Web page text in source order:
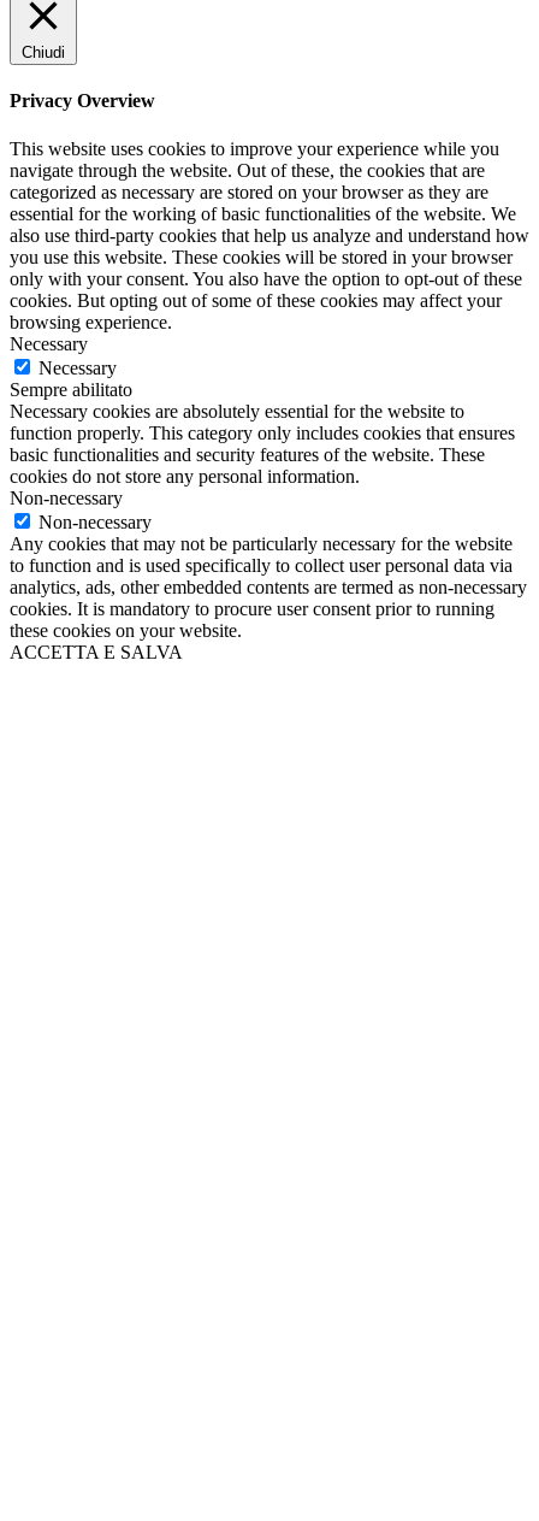
Chiudi
Privacy Overview
This website uses cookies to improve your experience while you
navigate through the website. Out of these, the cookies that are
categorized as necessary are stored on your browser as they are
essential for the working of basic functionalities of the website. We
also use third-party cookies that help us analyze and understand how
you use this website. These cookies will be stored in your browser
only with your consent. You also have the option to opt-out of these
cookies. But opting out of some of these cookies may affect your
browsing experience.
Necessary
Necessary
Sempre abilitato
Necessary cookies are absolutely essential for the website to
function properly. This category only includes cookies that ensures
basic functionalities and security features of the website. These
cookies do not store any personal information.
Non-necessary
Non-necessary
Any cookies that may not be particularly necessary for the website
to function and is used specifically to collect user personal data via
analytics, ads, other embedded contents are termed as non-necessary
cookies. It is mandatory to procure user consent prior to running
these cookies on your website.
ACCETTA E SALVA